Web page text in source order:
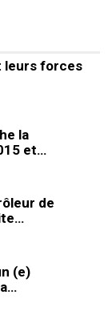
leurs forces
la
et…
de
(e)